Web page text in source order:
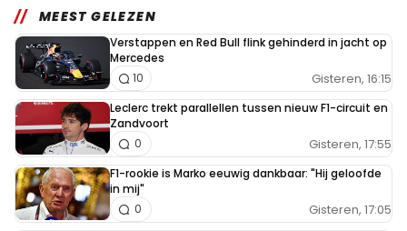
MEEST GELEZEN
Verstappen en Red Bull flink gehinderd in jacht op
Mercedes
Gisteren, 16:15
10
Leclerc trekt parallellen tussen nieuw F1-circuit en
Zandvoort
Gisteren, 17:55
0
F1-rookie is Marko eeuwig dankbaar: "Hij geloofde
in mij"
Gisteren, 17:05
0